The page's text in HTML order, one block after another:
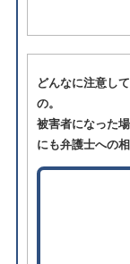
どんなに注意し
の。
被害者になった
にも弁護士への